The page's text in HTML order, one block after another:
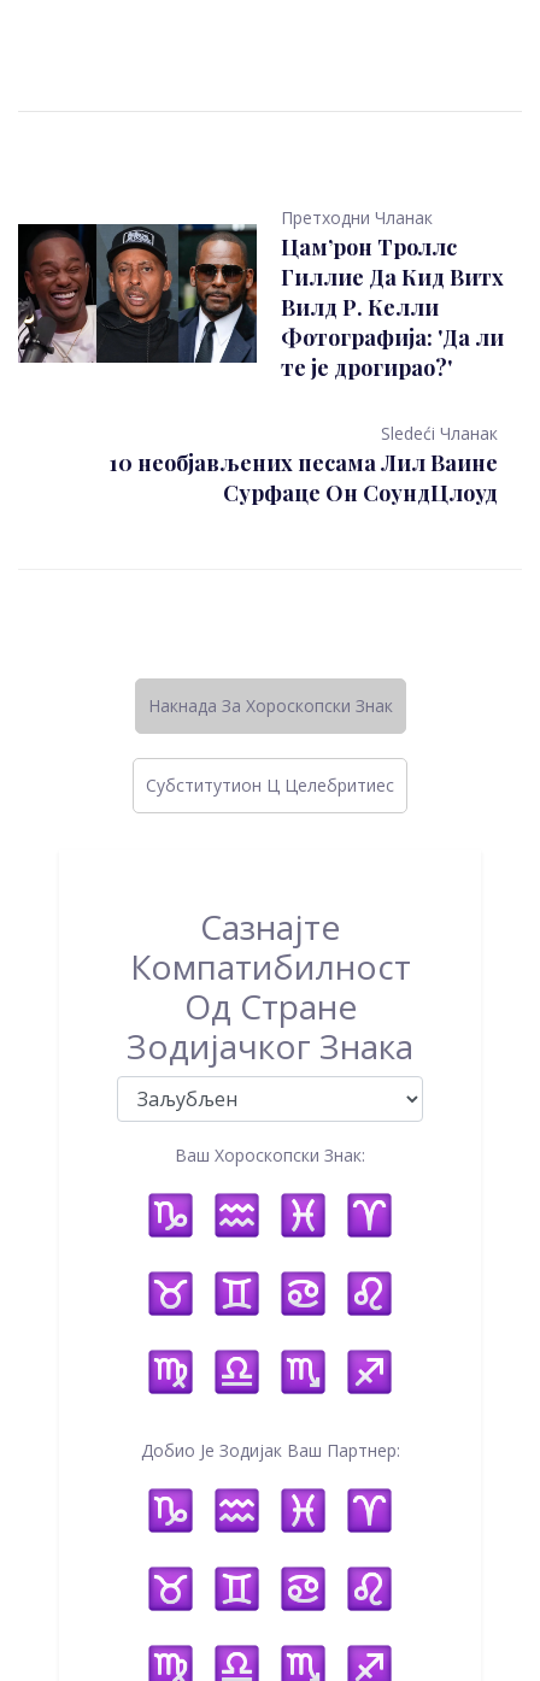
Претходни Чланак
Цам’рон Троллс
Гиллие Да Кид Витх
Вилд Р. Келли
Фотографија: 'Да ли
те је дрогирао?'
Sledeći Чланак
10 необјављених песама Лил Ваине
Сурфаце Он СоундЦлоуд
Накнада За Хороскопски Знак
Субститутион Ц Целебритиес
Сазнајте
Компатибилност
Од Стране
Зодијачког Знака
Ваш Хороскопски Знак:
Добио Је Зодијак Ваш Партнер: